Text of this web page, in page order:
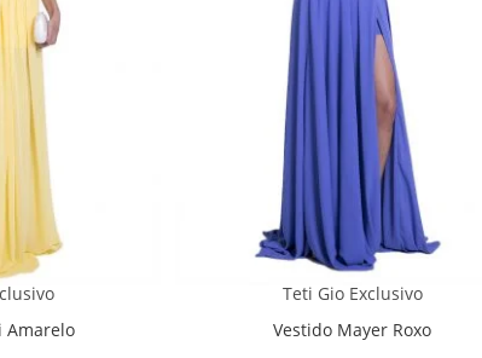
Amarelo
Teti Gio Exclusivo
Vestido Mayer Roxo